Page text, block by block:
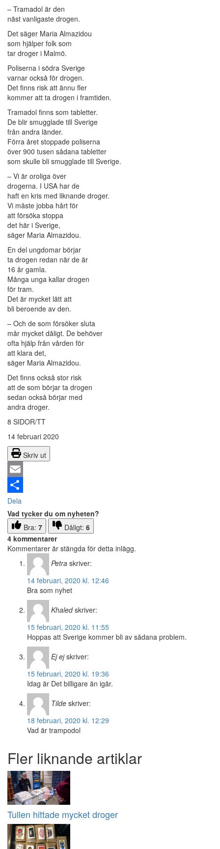
– Tramadol är den
näst vanligaste drogen.
Det säger Maria Almazidou
som hjälper folk som
tar droger i Malmö.
Poliserna i södra Sverige
varnar också för drogen.
Det finns risk att ännu fler
kommer att ta drogen i framtiden.
Tramadol finns som tabletter.
De blir smugglade till Sverige
från andra länder.
Förra året stoppade poliserna
över 900 tusen sådana tabletter
som skulle bli smugglade till Sverige.
– Vi är oroliga över
drogerna. I USA har de
haft en kris med liknande droger.
Vi måste jobba hårt för
att försöka stoppa
det här i Sverige,
säger Maria Almazidou.
En del ungdomar börjar
ta drogen redan när de är
16 år gamla.
Många unga kallar drogen
för tram.
Det är mycket lätt att
bli beroende av den.
– Och de som försöker sluta
mår mycket dåligt. De behöver
ofta hjälp från vården för
att klara det,
säger Maria Almazidou.
Det finns också stor risk
att de som börjar ta drogen
sedan också börjar med
andra droger.
8 SIDOR/TT
14 februari 2020
Skriv ut
Email
Dela
Vad tycker du om nyheten?
Bra: 7 Dåligt: 6
4 kommentarer
Kommentarer är stängda för detta inlägg.
Petra skriver:
14 februari, 2020 kl. 12:46
Bra som nyhet
Khaled skriver:
15 februari, 2020 kl. 11:55
Hoppas att Sverige kommer bli av sådana problem.
Ej ej skriver:
15 februari, 2020 kl. 19:36
Idag är Det billigare än igår.
Tilde skriver:
18 februari, 2020 kl. 12:29
Vad är trampodol
Fler liknande artiklar
Tullen hittade mycket droger